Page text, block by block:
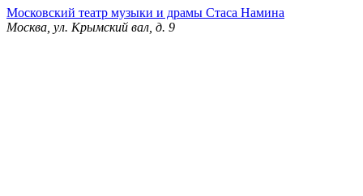
Московский театр музыки и драмы Стаса Намина
Москва, ул. Крымский вал, д. 9